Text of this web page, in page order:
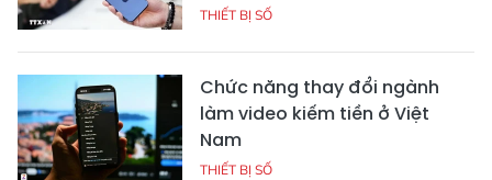
THIẾT BỊ SỐ
Chức năng thay đổi ngành
làm video kiếm tiền ở Việt
Nam
THIẾT BỊ SỐ